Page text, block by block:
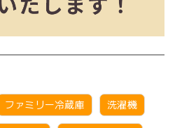
ファミリー冷蔵庫 洗濯機